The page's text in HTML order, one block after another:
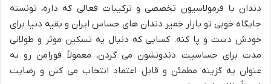
دندان با فرمولاسیون تخصصی و ترکیبات فعالی که داره، تونسته
جایگاه خوبی تو بازار خمیر دندان های حساس ایران و بقیه دنیا برای
خودش دست و پا کنه. کسایی که دنبال یه تسکین موثر و طولانی
مدت برای حساسیت دندونشون می گردن، معمولاً فورامن رو به
عنوان یه گزینه مطمئن و قابل اعتماد انتخاب می کنن و رضایت